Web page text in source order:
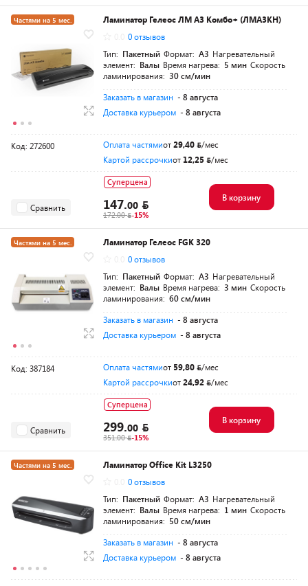
Частями на 5 мес.
Ламинатор Гелеос ЛМ A3 Комбо+ (ЛМА3КН)
0 отзывов
Тип: Пакетный Формат: A3 Нагревательный
элемент: Валы Время нагрева: 5 мин Скорость
ламинирования: 30 см/мин
Заказать в магазин - 8 августа
Доставка курьером - 8 августа
Код: 272600 Оплата частямиот29,40
/мес
Картой рассрочкиот 12,25 /мес
Сравнить
Суперцена
147.00
172.00 -15%
В корзину
Частями на 5 мес.
Ламинатор Гелеос FGK 320
0 отзывов
Тип: Пакетный Формат: A3 Нагревательный
элемент: Валы Время нагрева: 3 мин Скорость
ламинирования: 60 см/мин
Заказать в магазин - 8 августа
Доставка курьером - 8 августа
Код: 387184 Оплата частямиот 59,80
/мес
Картой рассрочкиот24,92 /мес
Сравнить
Суперцена
299.00
351.00 -15%
В корзину
Частями на 5 мес.
Ламинатор Office Kit L3250
0 отзывов
Тип: Пакетный Формат: A3 Нагревательный
элемент: Валы Время нагрева: 1 мин Скорость
ламинирования: 50 см/мин
Заказать в магазин - 8 августа
Доставка курьером - 8 августа